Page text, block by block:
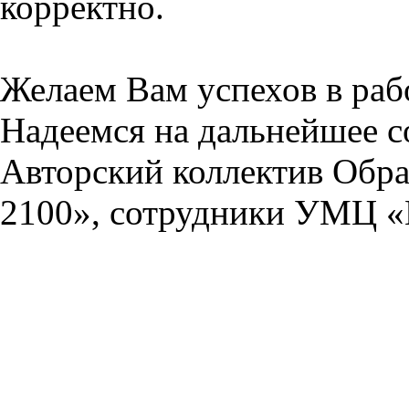
Желаем Вам успехов в
Надеемся на дальнейшее
Авторский коллектив
2100», сотрудники УМЦ